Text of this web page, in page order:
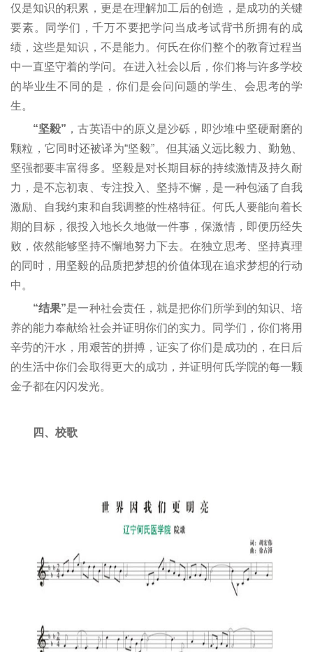
仅是知识的积累，更是在理解加工后的创造，是成功的关键
要素。同学们，千万不要把学问当成考试背书所拥有的成
绩，这些是知识，不是能力。何氏在你们整个的教育过程当
中一直坚守着的学问。在进入社会以后，你们将与许多学校
的毕业生不同的是，你们是会问问题的学生、会思考的学
生。
“坚毅” ，古英语中的原义是沙砾，即沙堆中坚硬耐磨的
颗粒，它同时还被译为“坚毅”。但其涵义远比毅力、勤勉、
坚强都要丰富得多。坚毅是对长期目标的持续激情及持久耐
力，是不忘初衷、专注投入、坚持不懈，是一种包涵了自我
激励、自我约束和自我调整的性格特征。何氏人要能向着长
期的目标，很投入地长久地做一件事，保激情，即便历经失
败，依然能够坚持不懈地努力下去。在独立思考、坚持真理
的同时，用坚毅的品质把梦想的价值体现在追求梦想的行动
中。
“结果”是一种社会责任，就是把你们所学到的知识、培
养的能力奉献给社会并证明你们的实力。同学们，你们将用
辛劳的汗水，用艰苦的拼搏，证实了你们是成功的，在日后
的生活中你们会取得更大的成功，并证明何氏学院的每一颗
金子都在闪闪发光。
四、校歌